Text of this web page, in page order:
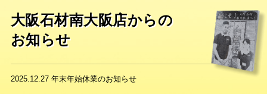
大阪石材南大阪店からの
お知らせ
2025.12.27 年末年始休業のお知らせ